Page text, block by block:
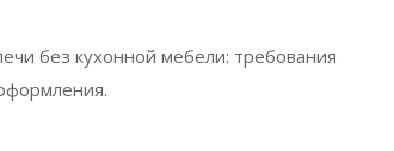
без кухонной мебели: требования